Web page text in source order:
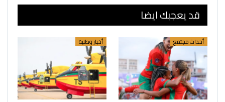
قد يعجبك ايضا
أحداث مجتمع أخبار وطنية